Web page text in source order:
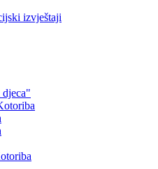
izvještaji